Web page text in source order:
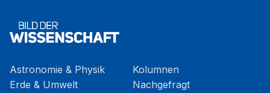
Astronomie & Physik
Erde & Umwelt
Kolumnen
Nachgefragt